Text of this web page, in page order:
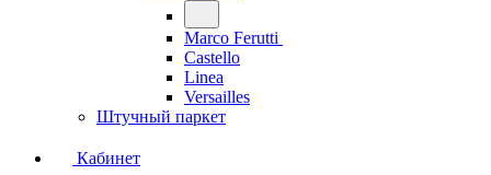
Marco Ferutti
Castello
Linea
Versailles
Штучный паркет
Кабинет